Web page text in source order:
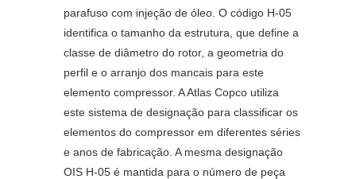
parafuso com injeção de óleo. O código H-05
identifica o tamanho da estrutura, que define a
classe de diâmetro do rotor, a geometria do
perfil e o arranjo dos mancais para este
elemento compressor. A Atlas Copco utiliza
este sistema de designação para classificar os
elementos do compressor em diferentes séries
e anos de fabricação. A mesma designação
OIS H-05 é mantida para o número de peça